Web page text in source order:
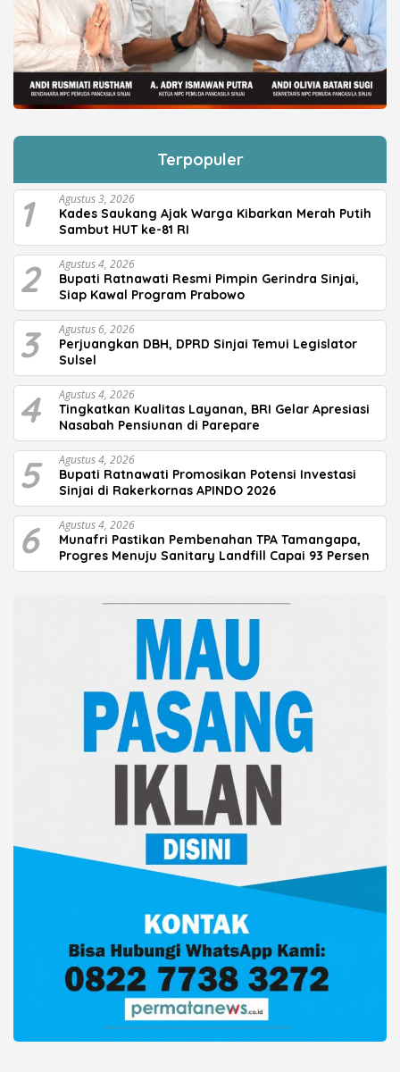
Terpopuler
1 Agustus 3, 2026
Kades Saukang Ajak Warga Kibarkan Merah Putih
Sambut HUT ke-81 RI
2 Agustus 4, 2026
Bupati Ratnawati Resmi Pimpin Gerindra Sinjai,
Siap Kawal Program Prabowo
3 Agustus 6, 2026
Perjuangkan DBH, DPRD Sinjai Temui Legislator
Sulsel
4 Agustus 4, 2026
Tingkatkan Kualitas Layanan, BRI Gelar Apresiasi
Nasabah Pensiunan di Parepare
5 Agustus 4, 2026
Bupati Ratnawati Promosikan Potensi Investasi
Sinjai di Rakerkornas APINDO 2026
6 Agustus 4, 2026
Munafri Pastikan Pembenahan TPA Tamangapa,
Progres Menuju Sanitary Landfill Capai 93 Persen